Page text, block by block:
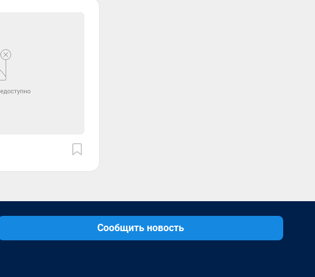
Сообщить новость